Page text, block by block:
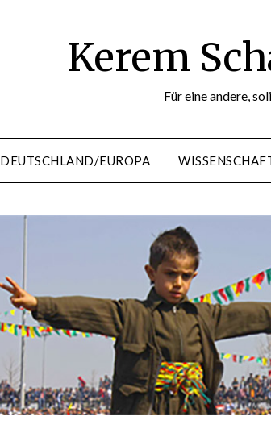
Kerem
Für eine andere,
DEUTSCHLAND/EUROPA